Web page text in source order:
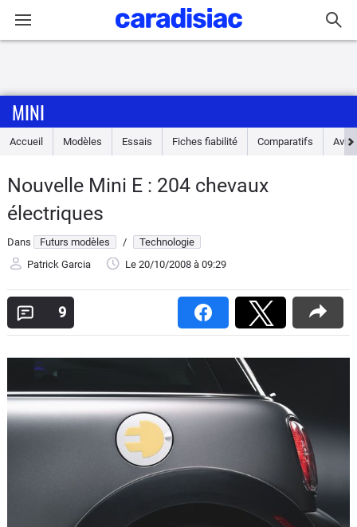
Accueil
Essais
Guide
d'achat
Electriques
Utilitaires
Auto
MINI
Accueil Modèles Essais Fiches fiabilité Comparatifs Avis
Nouvelle Mini E : 204 chevaux
électriques
Dans Futurs modèles /
Technologie
Patrick Garcia
Le 20/10/2008 à 09:29
9